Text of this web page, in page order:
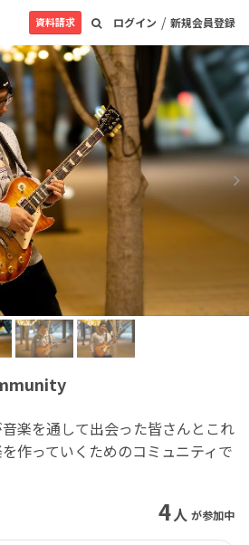
ログイン / 新規会員登録
資料請求
楽を通して出会った皆さんとこれ
作っていくためのコミュニティで
4人 が参加中